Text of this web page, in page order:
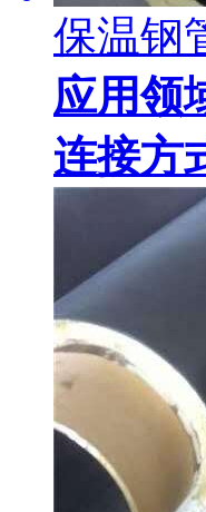
保温钢
应用领
连接方